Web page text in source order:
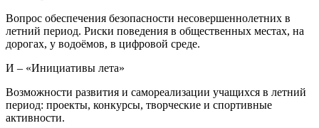
Вопрос обеспечения безопасности несовершеннолетних в
летний период. Риски поведения в общественных местах, на
дорогах, у водоёмов, в цифровой среде.
И – «Инициативы лета»
Возможности развития и самореализации учащихся в летний
период: проекты, конкурсы, творческие и спортивные
активности.